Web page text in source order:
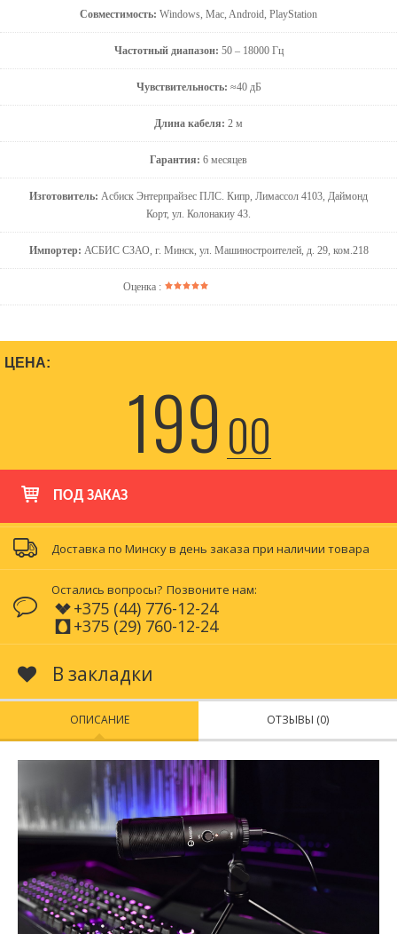
Совместимость: Windows, Mac, Android, PlayStation
Частотный диапазон: 50 – 18000 Гц
Чувствительность: ≈40 дБ
Длина кабеля: 2 м
Гарантия: 6 месяцев
Изготовитель: Асбиск Энтерпрайзес ПЛС. Кипр, Лимассол 4103, Даймонд
Корт, ул. Колонакиу 43.
Импортер: АСБИС СЗАО, г. Минск, ул. Машиностроителей, д. 29, ком.218
Оценка :
ЦЕНА:
19900
ПОД ЗАКАЗ
Доставка по Минску в день заказа при наличии товара
Остались вопросы? Позвоните нам:
+375 (44) 776-12-24
+375 (29) 760-12-24
В закладки
ОПИСАНИЕ ОТЗЫВЫ (0)